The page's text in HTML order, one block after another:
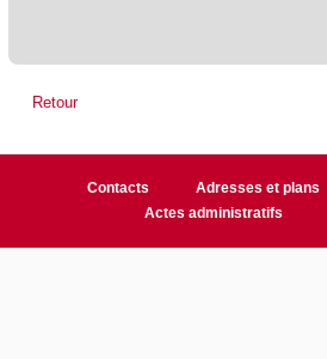
Retour
Contacts Adresses et plans
Actes administratifs